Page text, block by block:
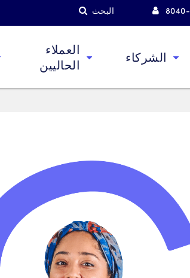
البحث
العملاء
الحاليين
الشركاء